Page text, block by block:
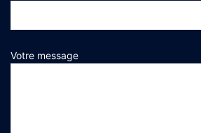
Votre message